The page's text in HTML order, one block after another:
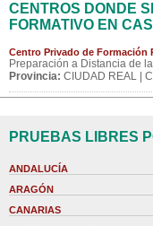
CENTROS DONDE
FORMATIVO EN
Centro Privado de Formación
Preparación a Distancia de
Provincia: CIUDAD REAL |
PRUEBAS LIBRES
ANDALUCÍA
ARAGÓN
CANARIAS